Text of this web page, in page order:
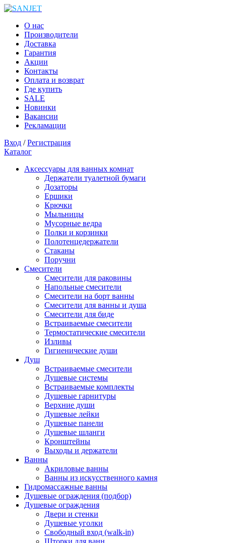
О нас
Производители
Доставка
Гарантия
Акции
Контакты
Оплата и возврат
Где купить
SALE
Новинки
Вакансии
Рекламации
Вход /Регистрация
Каталог
Аксессуары для ванных комнат
Держатели туалетной бумаги
Дозаторы
Ершики
Крючки
Мыльницы
Мусорные ведра
Полки и корзинки
Полотенцедержатели
Стаканы
Поручни
Смесители
Смесители для раковины
Напольные смесители
Смесители на борт ванны
Смесители для ванны и душа
Смесители для биде
Встраиваемые смесители
Термостатические смесители
Изливы
Гигиенические души
Душ
Встраиваемые смесители
Душевые системы
Встраиваемые комплекты
Душевые гарнитуры
Верхние души
Душевые лейки
Душевые панели
Душевые шланги
Кронштейны
Выходы и держатели
Ванны
Акриловые ванны
Ванны из искусственного камня
Гидромассажные ванны
Душевые ограждения (подбор)
Душевые ограждения
Двери и стенки
Душевые уголки
Свободный вход (walk-in)
Шторки для ванн